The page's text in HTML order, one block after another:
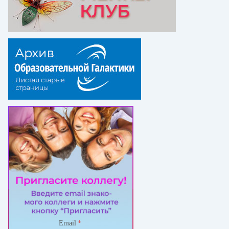
Email *